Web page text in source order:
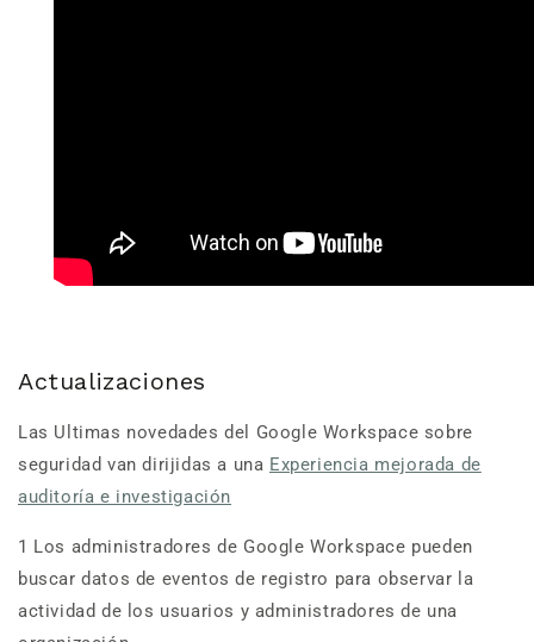
Actualizaciones
Las Ultimas novedades del Google Workspace sobre
seguridad van dirijidas a una Experiencia mejorada de
auditoría e investigación
1 Los administradores de Google Workspace pueden
buscar datos de eventos de registro para observar la
actividad de los usuarios y administradores de una